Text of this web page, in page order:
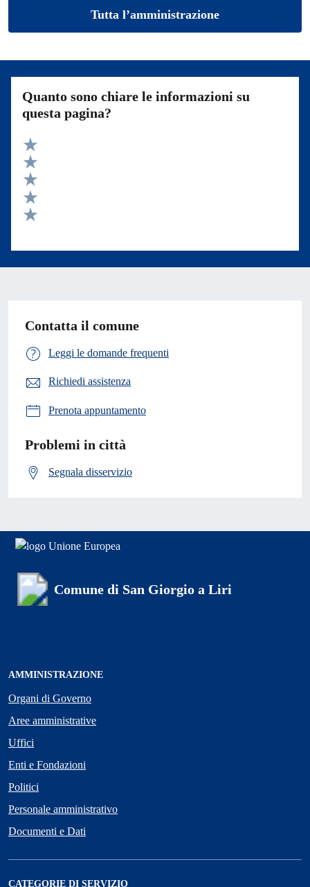
Tutta l’amministrazione
Quanto sono chiare le informazioni su
questa pagina?
Valuta 5 stelle su 5
Valuta 4 stelle su 5
Valuta 3 stelle su 5
Valuta 2 stelle su 5
Contatta il comune
Leggi le domande frequenti
Richiedi assistenza
Prenota appuntamento
Problemi in città
Segnala disservizio
Comune di San Giorgio a Liri
AMMINISTRAZIONE
Organi di Governo
Aree amministrative
Uffici
Enti e Fondazioni
Politici
Personale amministrativo
Documenti e Dati
CATEGORIE DI SERVIZIO